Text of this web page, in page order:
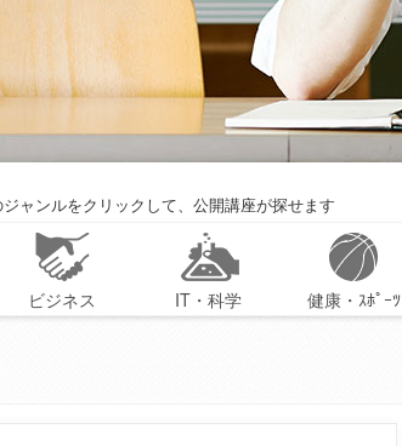
ャンルをクリックして、公開講座が探せます
ビジネス IT・科学 健康・ｽﾎﾟｰﾂ